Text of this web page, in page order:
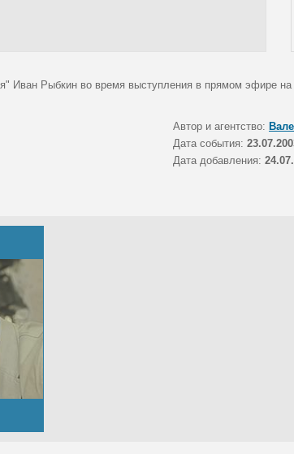
Иван Рыбкин во время выступления в прямом эфире
Автор и агентство:
Дата события:
Дата добавления: